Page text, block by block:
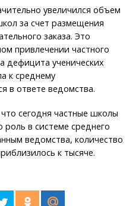
увеличился объем
за счет размещения
заказа. Это
привлечении частного
дефицита ученических
к среднему
в ответе ведомства.
сегодня частные школы
в системе среднего
ведомства, количество
к тысяче.